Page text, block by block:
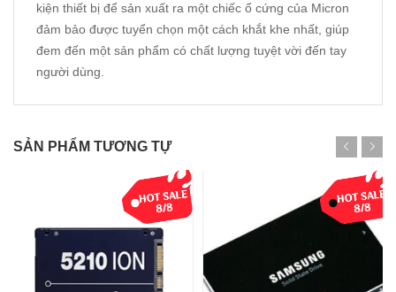
kiện thiết bị để sản xuất ra một chiếc ổ cứng của Micron
đảm bảo được tuyển chọn một cách khắt khe nhất, giúp
đem đến một sản phẩm có chất lượng tuyệt vời đến tay
người dùng.
SẢN PHẨM TƯƠNG TỰ